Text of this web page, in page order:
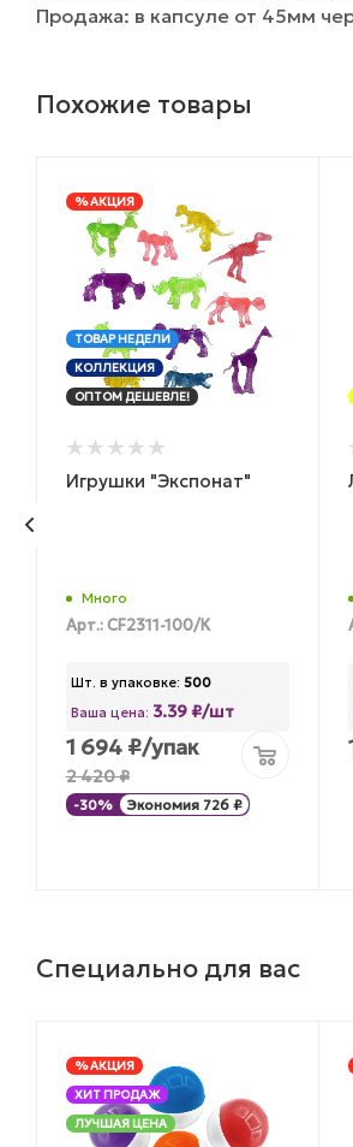
Продажа: в капсуле от 45мм
Похожие товары
% АКЦИЯ
ТОВАР НЕДЕЛИ
КОЛЛЕКЦИЯ
ОПТОМ ДЕШЕВЛЕ!
Игрушки "Экспонат"
Много
Арт.: CF2311-100/К
Шт. в упаковке: 500
Ваша цена: 3.39 ₽/шт
1 694₽/упак
2 420₽
-30% Экономия 726₽
Специально для вас
% АКЦИЯ
ХИТ ПРОДАЖ
ЛУЧШАЯ ЦЕНА